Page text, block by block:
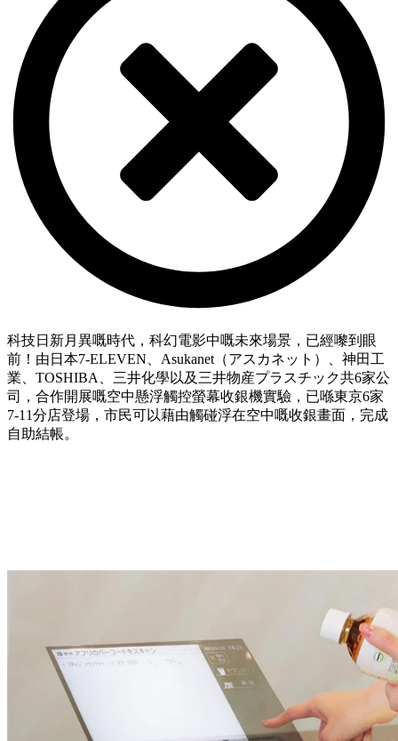
科技日新月異嘅時代，科幻電影中嘅未來場景，已經嚟到眼
前！由日本7-ELEVEN、Asukanet（アスカネット）、神田工
業、TOSHIBA、三井化學以及三井物産プラスチック共6家公
司，合作開展嘅空中懸浮觸控螢幕收銀機實驗，已喺東京6家
7-11分店登場，市民可以藉由觸碰浮在空中嘅收銀畫面，完成
自助結帳。